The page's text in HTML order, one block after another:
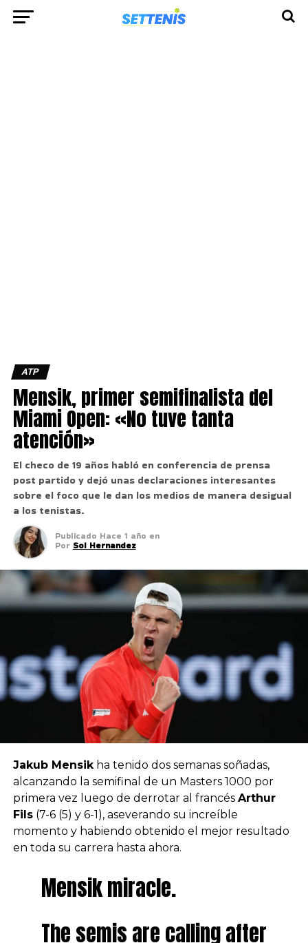
ATP
Mensik, primer semifinalista del
Miami Open: «No tuve tanta
atención»
El checo de 19 años habló en conferencia de prensa
post partido y dejó unas declaraciones interesantes
sobre el foco que le dan los medios de manera desigual
a los tenistas.
Publicado Hace 1 año en
Por Sol Hernandez
Jakub Mensikha tenido dos semanas soñadas,
alcanzando la semifinal de un Masters 1000 por
primera vez luego de derrotar al francés Arthur
Fils(7-6 (5) y 6-1), aseverando su increíble
momento y habiendo obtenido el mejor resultado
en toda su carrera hasta ahora.
Mensik miracle.
The semis are calling after